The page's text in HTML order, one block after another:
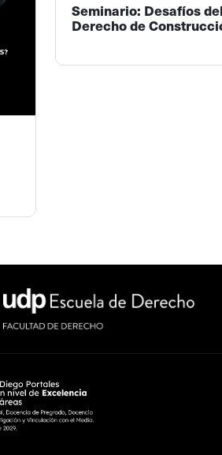
Seminario: Desafíos
Derecho de